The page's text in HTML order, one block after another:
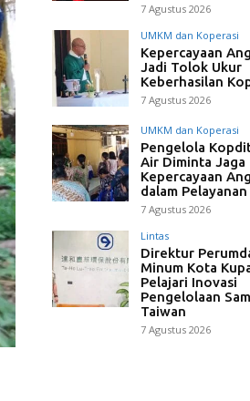
7 Agustus 2026
UMKM dan Koperasi
Kepercayaan
Jadi Tolok Ukur
Keberhasilan
7 Agustus 2026
UMKM dan Koperasi
Pengelola
Air Diminta Jaga
Kepercayaan
dalam Pelayanan
7 Agustus 2026
Lintas
Direktur
Minum Kota
Pelajari Inovasi
Pengelolaan
Taiwan
7 Agustus 2026